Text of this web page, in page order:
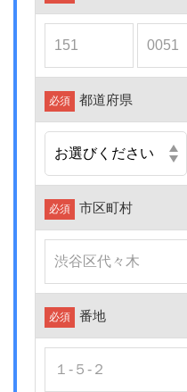
必須 都道府県
必須 市区町村
必須 番地